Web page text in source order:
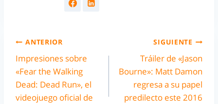
ANTERIOR
Impresiones sobre
«Fear the Walking
Dead: Dead Run», el
videojuego oficial de
SIGUIENTE
Tráiler de «Jason
Bourne»: Matt Damon
regresa a su papel
predilecto este 2016